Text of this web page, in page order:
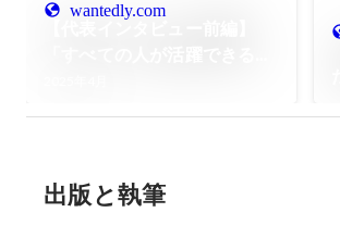
wantedly.com
出版と執筆